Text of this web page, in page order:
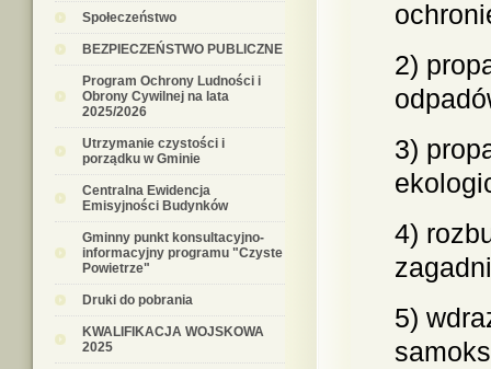
Społeczeństwo
BEZPIECZEŃSTWO PUBLICZNE
Program Ochrony Ludności i
Obrony Cywilnej na lata
2025/2026
Utrzymanie czystości i
porządku w Gminie
Centralna Ewidencja
Emisyjności Budynków
Gminny punkt konsultacyjno-
informacyjny programu "Czyste
Powietrze"
Druki do pobrania
KWALIFIKACJA WOJSKOWA
2025
2)
3)
4)
5)